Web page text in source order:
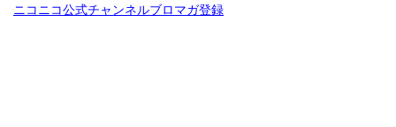
ニコニコ公式チャンネルブロマガ登録